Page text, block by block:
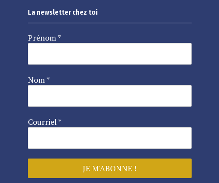
La newsletter chez toi
Prénom*
Nom*
Courriel*